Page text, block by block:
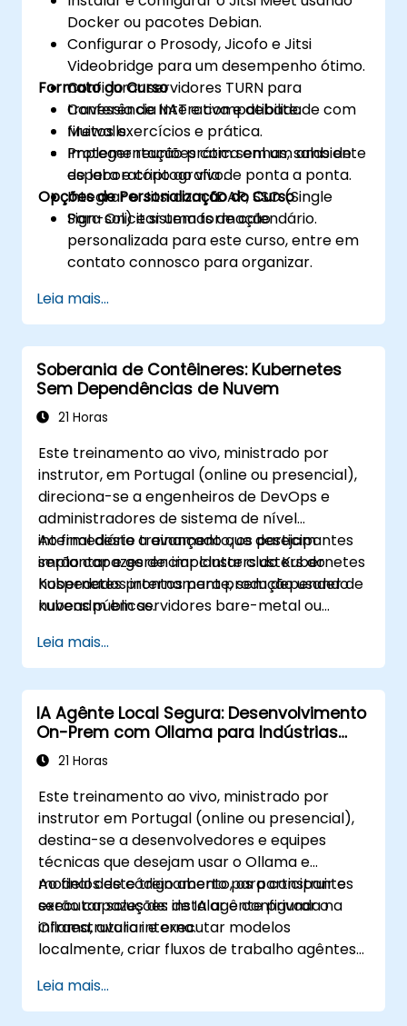
Docker ou pacotes Debian.
Configurar o Prosody, Jicofo e Jitsi
Videobridge para um desempenho ótimo.
Configurar servidores TURN para
travessia de NAT e compatibilidade com
firewalls.
Proteger reuniões com senhas, salas de
espera e criptografia de ponta a ponta.
Integrar o Jitsi com LDAP, SSO (Single
Sign-On) e sistemas de calendário.
Formato do Curso
Conferência interativa e debate.
Muitos exercícios e prática.
Implementação prática em um ambiente
de laboratório ao vivo.
Opções de Personalização do Curso
Para solicitar uma formação
personalizada para este curso, entre em
contato connosco para organizar.
Leia mais...
Soberania de Contêineres: Kubernetes
Sem Dependências de Nuvem
21 Horas
Este treinamento ao vivo, ministrado por
instrutor, em Portugal (online ou presencial),
direciona-se a engenheiros de DevOps e
administradores de sistema de nível
intermediário a avançado que desejam
implantar e gerenciar clusters do Kubernetes
hospedados internamente, sem depender de
nuvens públicas.
Ao final deste treinamento, os participantes
serão capazes de: implantar clusters do
Kubernetes prontos para produção usando
kubeadm em servidores bare-metal ou
controle e clusters etcd de alta
disponibilidade; implementar rede de
contêineres e armazenamento para
ambientes autogerenciados; configurar
monitoramento e observabilidade usando
soluções hospedadas internamente.
Leia mais...
IA Agênte Local Segura: Desenvolvimento
On-Prem com Ollama para Indústrias
Regulamentadas
21 Horas
Este treinamento ao vivo, ministrado por
instrutor em Portugal (online ou presencial),
destina-se a desenvolvedores e equipes
técnicas que desejam usar o Ollama e
modelos de código aberto para construir e
executar soluções de IA agênte privada na
infraestrutura interna.
Ao final deste treinamento, os participantes
serão capazes de: instalar e configurar o
Ollama, avaliar e executar modelos
localmente, criar fluxos de trabalho agêntes
aplicar controles de segurança e governança
para ambientes regulamentados.
Leia mais...